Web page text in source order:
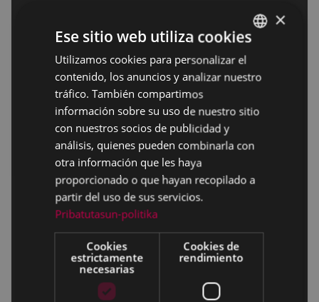
BASQUE
SPANISH
×
Ese sitio web utiliza cookies
Utilizamos cookies para personalizar el
contenido, los anuncios y analizar nuestro
tráfico. También compartimos
información sobre su uso de nuestro sitio
con nuestros socios de publicidad y
análisis, quienes pueden combinarla con
otra información que les haya
proporcionado o que hayan recopilado a
partir del uso de sus servicios.
Pribatutasun-politika
Cookies
estrictamente
necesarias
Cookies de
rendimiento